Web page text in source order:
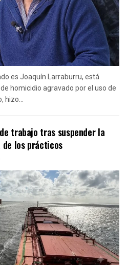
es Joaquín Larraburru, está
homicidio agravado por el uso de
trabajo tras suspender la
los prácticos